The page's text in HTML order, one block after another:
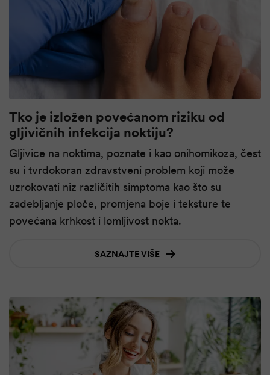
Tko je izložen povećanom riziku od
gljivičnih infekcija noktiju?
Gljivice na noktima, poznate i kao onihomikoza, čest
su i tvrdokoran zdravstveni problem koji može
uzrokovati niz različitih simptoma kao što su
zadebljanje ploče, promjena boje i teksture te
povećana krhkost i lomljivost nokta.
SAZNAJTE VIŠE